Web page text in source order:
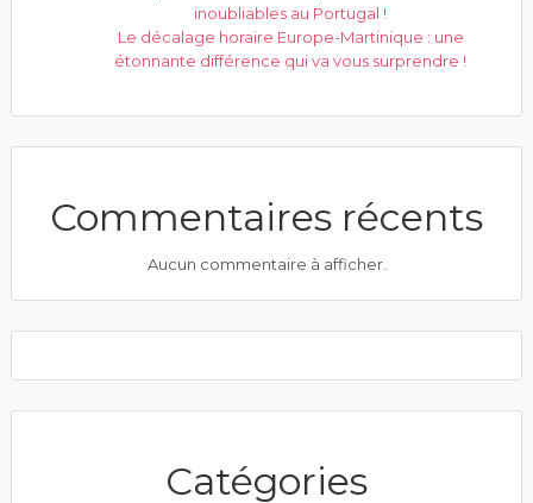
inoubliables au Portugal !
Le décalage horaire Europe-Martinique : une
étonnante différence qui va vous surprendre !
Commentaires récents
Aucun commentaire à afficher.
Catégories